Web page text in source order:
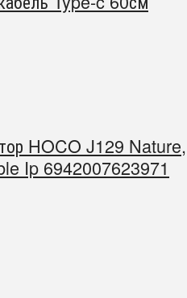
HOCO J129 Nature,
Ip 6942007623971